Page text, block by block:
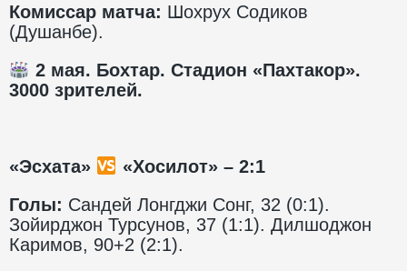
Комиссар матча: Шохрух Содиков
(Душанбе).
2 мая. Бохтар. Стадион «Пахтакор».
3000 зрителей.
«Эсхата»
«Хосилот» – 2:1
Голы: Сандей Лонгджи Сонг, 32 (0:1).
Зойирджон Турсунов, 37 (1:1). Дилшоджон
Каримов, 90+2 (2:1).